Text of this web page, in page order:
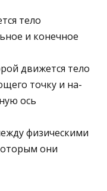
тело
и конечное
движется тело
точку и на­
ось
физическими
они